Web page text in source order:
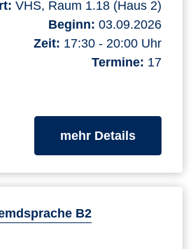
VHS, Raum 1.18 (Haus 2)
Beginn: 03.09.2026
Zeit: 17:30 - 20:00 Uhr
Termine: 17
mehr Detailszum
B2